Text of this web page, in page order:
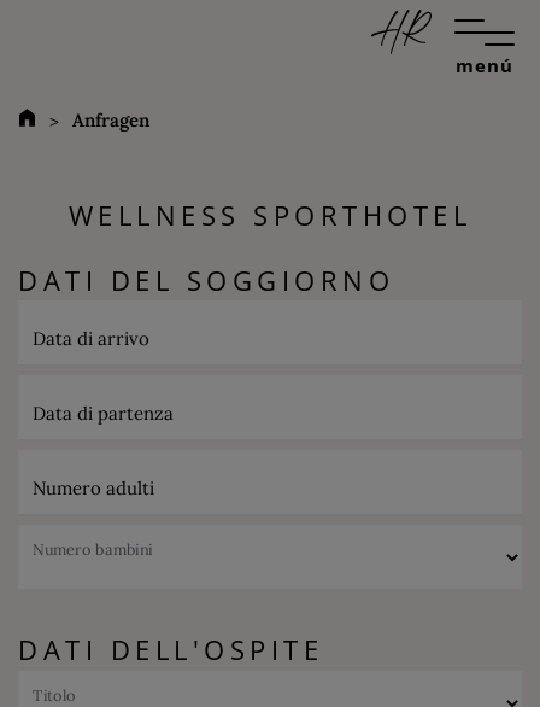
menú
Anfragen
WELLNESS SPORTHOTEL
DATI DEL SOGGIORNO
Data di arrivo
Data di partenza
Numero adulti
Numero bambini
DATI DELL'OSPITE
Titolo